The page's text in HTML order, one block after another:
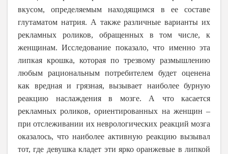
вкусом, определяемым находящимся в ее составе
глутаматом натрия. А также различные варианты их
рекламных роликов, обращенных в том числе, к
женщинам. Исследование показало, что именно эта
липкая крошка, которая по трезвому размышлению
любым рациональным потребителем будет оценена
как вредная и грязная, вызывает наиболее бурную
реакцию наслаждения в мозге. А что касается
рекламных роликов, ориентированных на женщин –
при отслеживании их неврологических реакций мозга
оказалось, что наиболее активную реакцию вызывал
тот, где девушка кладет эти ярко оранжевые в липкой